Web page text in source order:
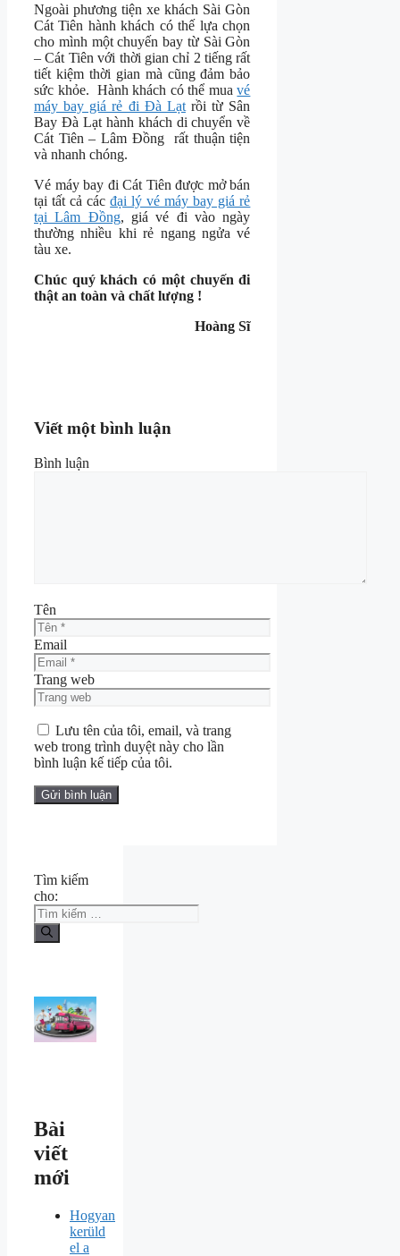
Ngoài phương tiện xe khách Sài Gòn
Cát Tiên hành khách có thế lựa chọn
cho mình một chuyến bay từ Sài Gòn
– Cát Tiên với thời gian chỉ 2 tiếng rất
tiết kiệm thời gian mà cũng đảm bảo
sức khỏe. Hành khách có thể muavé
máy bay giá rẻ đi Đà Lạtrồi từ Sân
Bay Đà Lạt hành khách di chuyển về
Cát Tiên – Lâm Đồng rất thuận tiện
và nhanh chóng.
Vé máy bay đi Cát Tiên được mở bán
tại tất cả cácđại lý vé máy bay giá rẻ
tại Lâm Đồng, giá vé đi vào ngày
thường nhiều khi rẻ ngang ngửa vé
tàu xe.
Chúc quý khách có một chuyến đi
thật an toàn và chất lượng !
Hoàng Sĩ
Viết một bình luận
Bình luận
Tên
Email
Trang web
Lưu tên của tôi, email, và trang
web trong trình duyệt này cho lần
bình luận kế tiếp của tôi.
Tìm kiếm
cho:
Bài
viết
mới
Hogyan
kerüld
el a